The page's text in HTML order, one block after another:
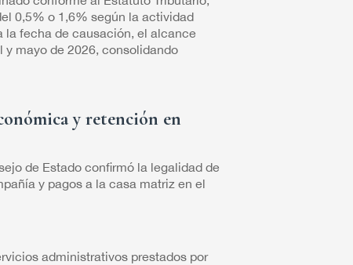
0,5% o 1,6% según la actividad
la fecha de causación, el alcance
mayo de 2026, consolidando
y retención en
de Estado confirmó la legalidad de
y pagos a la casa matriz en el
administrativos prestados por